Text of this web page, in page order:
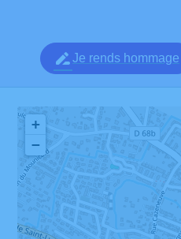
Je rends hommage
+
−